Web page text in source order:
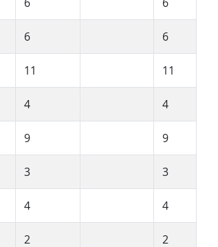
6 6
11 11
4 4
9 9
3 3
4 4
2 2